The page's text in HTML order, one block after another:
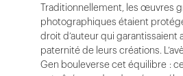
Traditionnellement, les œuvres
photographiques étaient
droit d’auteur qui garantissaient
paternité de leurs créations.
Gen bouleverse cet équilibre :